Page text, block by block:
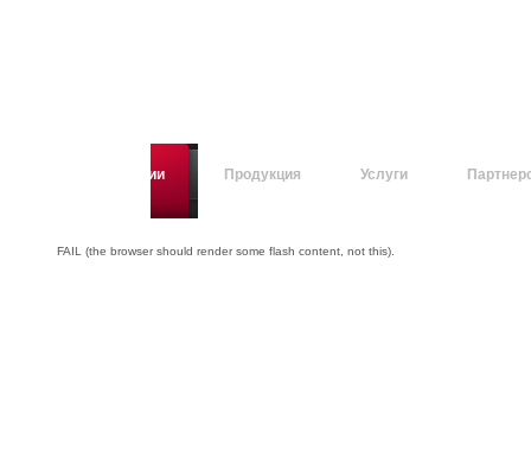
О компании Продукция Услуги
FAIL (the browser should render some flash content, not this).